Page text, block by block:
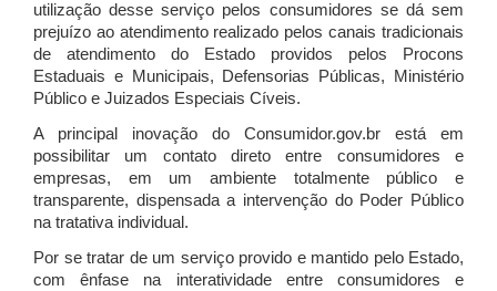
utilização desse serviço pelos consumidores se dá sem
prejuízo ao atendimento realizado pelos canais tradicionais
de atendimento do Estado providos pelos Procons
Estaduais e Municipais, Defensorias Públicas, Ministério
Público e Juizados Especiais Cíveis.
A principal inovação do Consumidor.gov.br está em
possibilitar um contato direto entre consumidores e
empresas, em um ambiente totalmente público e
transparente, dispensada a intervenção do Poder Público
na tratativa individual.
Por se tratar de um serviço provido e mantido pelo Estado,
com ênfase na interatividade entre consumidores e